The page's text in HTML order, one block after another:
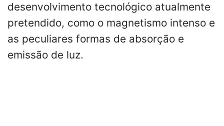
desenvolvimento tecnológico atualmente
pretendido, como o magnetismo intenso e
as peculiares formas de absorção e
emissão de luz.